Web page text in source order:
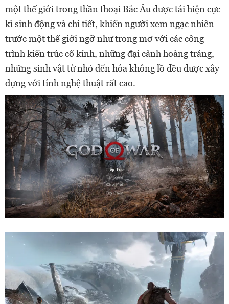
một thế giới trong thần thoại Bắc Âu được tái hiện cực
kì sinh động và chi tiết, khiến người xem ngạc nhiên
trước một thế giới ngỡ như trong mơ với các công
trình kiến trúc cổ kính, những đại cảnh hoàng tráng,
những sinh vật từ nhỏ đến hóa không lồ đều được xây
dựng với tính nghệ thuật rất cao.